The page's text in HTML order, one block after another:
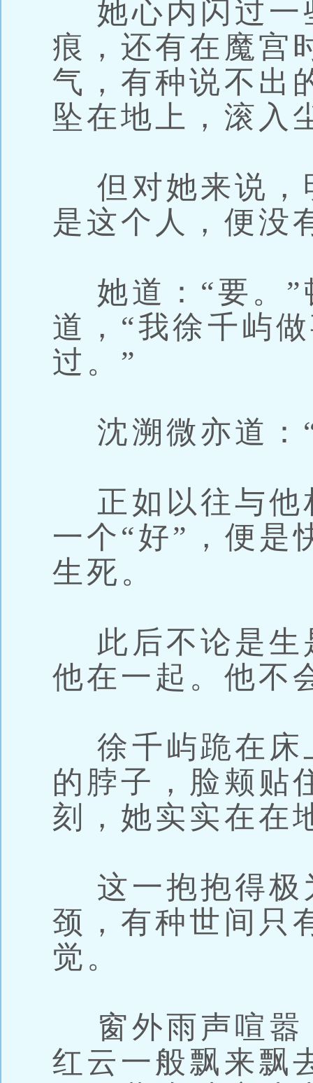
她心内闪过一
痕，还有在魔宫
气，有种说不出
坠在地上，滚入
但对她来说，
是这个人，便没
她道：“要。”
道，“我徐千屿
过。”
沈溯微亦道：
正如以往与他
一个“好”，便是
生死。
此后不论是生
他在一起。他不
徐千屿跪在床
的脖子，脸颊贴
刻，她实实在在
这一抱抱得极
颈，有种世间只
觉。
窗外雨声喧嚣
红云一般飘来飘